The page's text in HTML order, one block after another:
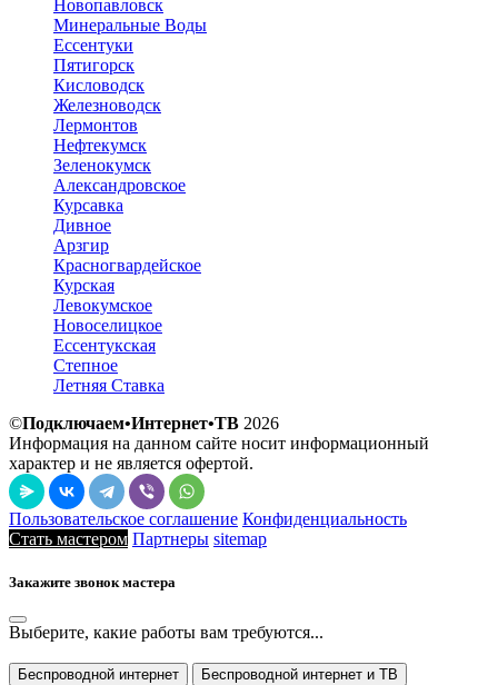
Новопавловск
Минеральные Воды
Ессентуки
Пятигорск
Кисловодск
Железноводск
Лермонтов
Нефтекумск
Зеленокумск
Александровское
Курсавка
Дивное
Арзгир
Красногвардейское
Курская
Левокумское
Новоселицкое
Ессентукская
Степное
Летняя Ставка
©Подключаем•Интернет•ТВ 2026
Информация на данном сайте носит информационный
характер и не является офертой.
Пользовательское соглашение Конфиденциальность
Стать мастером Партнеры sitemap
Закажите звонок мастера
Выберите, какие работы вам требуются...
Беспроводной интернет Беспроводной интернет и ТВ